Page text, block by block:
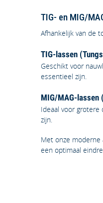
TIG- en MIG/
Afhankelijk van de
TIG-lassen
Geschikt voor
essentieel zijn.
MIG/MAG-lassen
Ideaal voor
zijn.
Met onze
een optimaal